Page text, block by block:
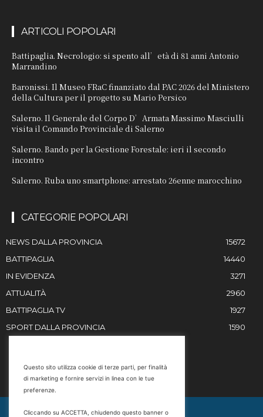
ARTICOLI POPOLARI
Battipaglia. Necrologio: si spento all’età di 81 anni Antonio
Marrandino
Baronissi. Il Museo FRaC finanziato dal PAC 2026 del Ministero
della Cultura per il progetto su Mario Persico
Salerno. Il Generale del Corpo D’Armata Massimo Masciulli
visita il Comando Provinciale di Salerno
Salerno. Bando per la Gestione Forestale: ieri il secondo
incontro
Salerno. Ruba uno smartphone: arrestato 26enne marocchino
CATEGORIE POPOLARI
NEWS DALLA PROVINCIA
15672
BATTIPAGLIA
14440
IN EVIDENZA
3271
ATTUALITÀ
2960
BATTIPAGLIA TV
1927
SPORT DALLA PROVINCIA
1590
Email
Questo sito utilizza cookie di terze parti, per finalità
di marketing e fornire servizi in linea con le tue
preferenze.
Cliccando su ACCETTA, chiudendo questo banner o